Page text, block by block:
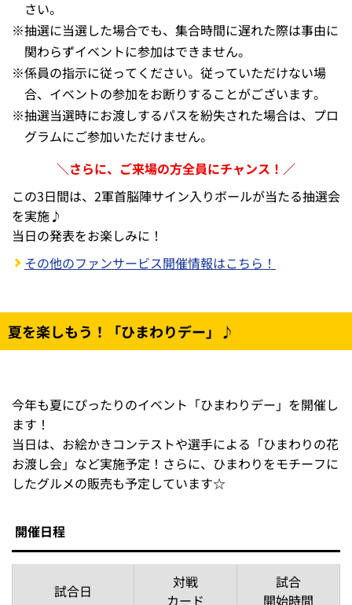
注意事項
※ 首脳陣の指定はできません。
※参加するプログラムは抽選により決定いたします。お選
びいただくことはできません。
「サイン会」はサイン色紙のみとなります。色紙は各自
でご準備ください。
となります。撮影の際は、フラッシュ撮影を禁止してお
ります。
26年度ホークス筑後ファンクラブの会員証をご提示くだ
さい。
※抽選に当選した場合でも、集合時間に遅れた際は事由に
関わらずイベントに参加はできません。
※係員の指示に従ってください。従っていただけない場
※抽選当選時にお渡しするパスを紛失された場合は、プロ
グラムにご参加いただけません。
＼さらに、ご来場の方全員にチャンス！／